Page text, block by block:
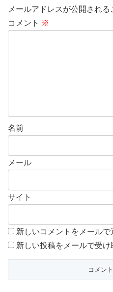
メールアドレスが公開される
コメント ※
名前
メール
サイト
新しいコメントをメールで
新しい投稿をメールで受け